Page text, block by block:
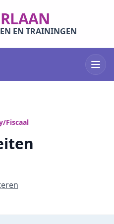
EN TRAININGEN
Fiscaal